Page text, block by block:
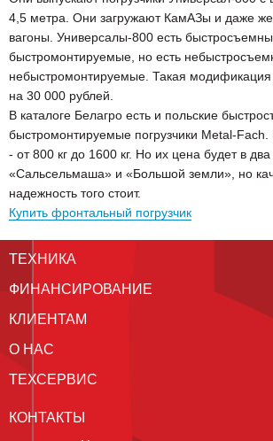
4,5 метра. Они загружают КамАЗы и даже
вагоны. Универсалы-800 есть
быстромонтируемые, но есть
небыстромонтируемые. Такая
на 30 000 рублей.
В каталоге Белагро есть и польские
быстромонтируемые погрузчики Metal-Fach.
- от 800 кг до 1600 кг. Но их цена будет в
«Сальсельмаша» и «Большой земли», но
надежность того стоит.
Купить фронтальный погрузчик
ТЕХНИКА
ФИНАНСИРОВАНИЕ
КЛИЕНТАМ
О НАС
ТЕХСЕРВИС
КОНТАКТЫ